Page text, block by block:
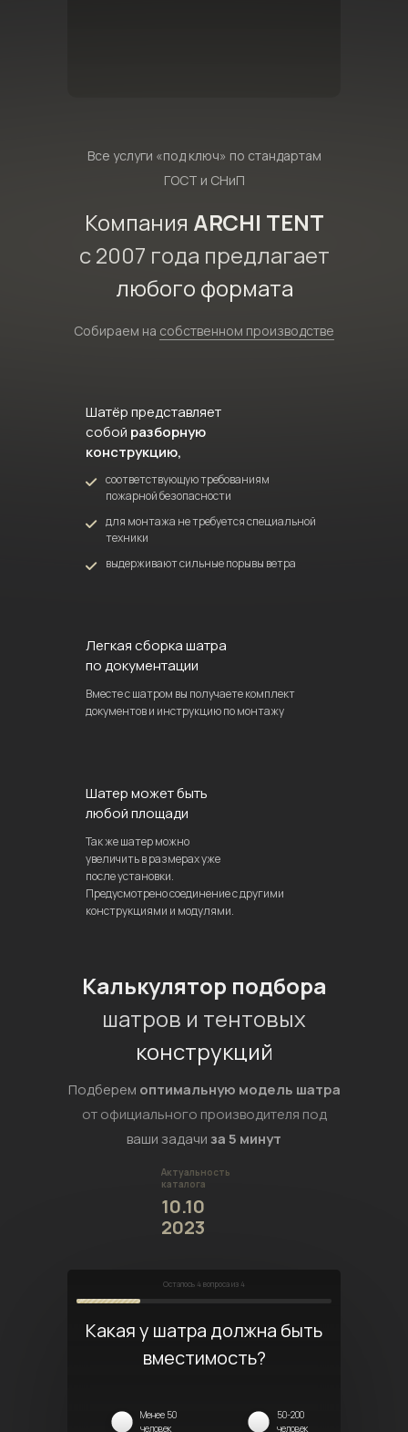
Все услуги «под ключ» по стандартам
ГОСТ и СНиП
Компания ARCHI TENT
с 2007 года предлагает
любого формата
Собираем на собственном производстве
Шатёр представляет
собой разборную
конструкцию,
соответствующую требованиям
пожарной безопасности
для монтажа не требуется специальной
техники
выдерживают сильные порывы ветра
Легкая сборка шатра
по документации
Вместе с шатром вы получаете комплект
документов и инструкцию по монтажу
Шатер может быть
любой площади
Так же шатер можно
увеличить в размерах уже
после установки.
Предусмотрено соединение с другими
конструкциями и модулями.
Калькулятор подбора
шатров и тентовых
конструкций
Подберем оптимальную модель шатра
от официального производителя под
ваши задачиза 5 минут
Актуальность
каталога
10.10
2023
Осталось 4 вопроса из 4
Какая у шатра должна быть
вместимость?
Менее 50
человек
50-200
человек